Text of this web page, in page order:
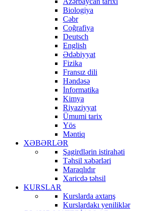
Biologiya
Cəbr
Coğrafiya
Deutsch
English
Ədəbiyyat
Fizika
Fransız dili
Həndəsə
İnformatika
Kimya
Riyaziyyat
Ümumi tarix
Yös
Məntiq
XƏBƏRLƏR
Şagirdlərin istirahəti
Təhsil xəbərləri
Maraqlıdır
Xaricdə təhsil
KURSLAR
Kurslarda axtarış
Kurslardakı yeniliklər